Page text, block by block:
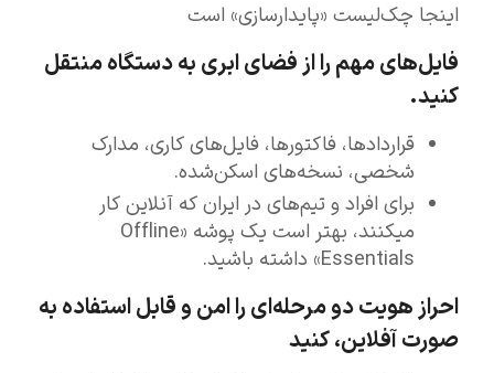
اینجا چک‌لیست «پایدارسازی» است
فایل‌های مهم را از فضای ابری به دستگاه منتقل
کنید.
قراردادها، فاکتورها، فایل‌های کاری، مدارک
شخصی، نسخه‌های اسکن‌شده.
برای افراد و تیم‌های در ایران که آنلاین کار
میکنند، بهتر است یک پوشه «Offline
Essentials» داشته باشید.
احراز هویت دو مرحله‌ای را امن و قابل استفاده به
صورت آفلاین، کنید